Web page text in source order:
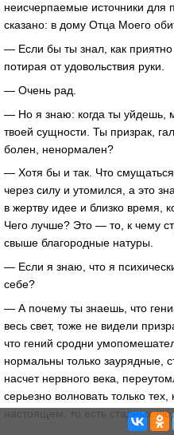
неисчерпаемые источники для
сказано: в дому Отца Моего
— Если бы ты знал, как
потирая от удовольствия руки.
— Очень рад.
— Но я знаю: когда ты уйдешь,
твоей сущности. Ты призрак,
болен, ненормален?
— Хотя бы и так. Что
через силу и утомился, а это
в жертву идее и близко время,
Чего лучше? Это — то, к чему
свыше благородные натуры.
— Если я знаю, что я
себе?
— А почему ты знаешь, что
весь свет, тоже не видели
что гений сродни
нормальны только заурядные,
насчет нервного века,
серьезно волновать только
настоящем, то есть стадных